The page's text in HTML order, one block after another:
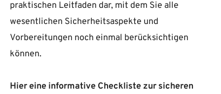
praktischen Leitfaden dar, mit dem Sie alle
wesentlichen Sicherheitsaspekte und
Vorbereitungen noch einmal berücksichtigen
können.
Hier eine informative Checkliste zur sicheren